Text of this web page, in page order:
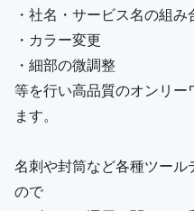
・社名・サービス名の組み
・カラー変更
・細部の微調整
等を行い高品質のオンリー
ます。
名刺や封筒など各種ツー
ので